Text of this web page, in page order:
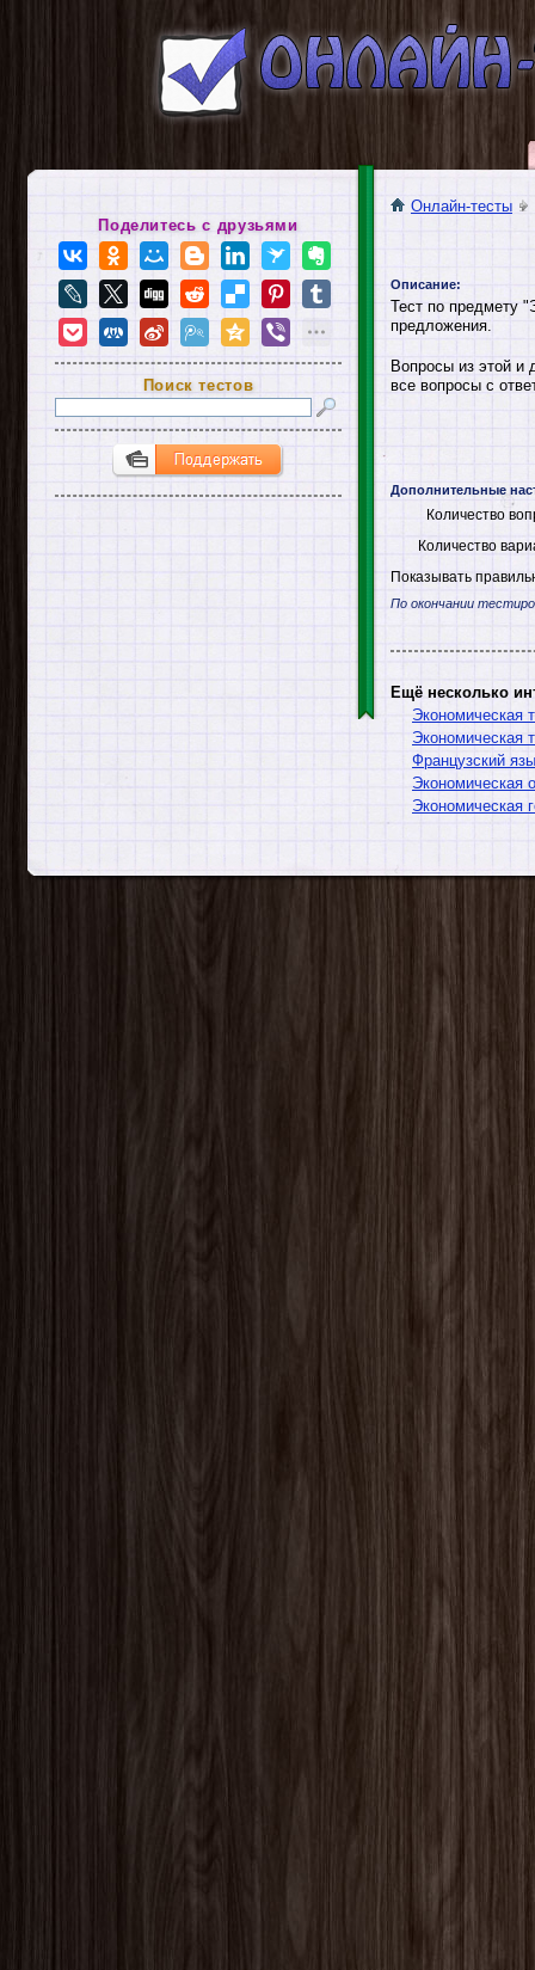
Онлайн-тесты
Описание:
Тест по предмету
предложения.
Вопросы из этой и
все вопросы с
Дополнительные
Количество
Количество
Показывать
По окончании
Ещё несколько
Экономическая
Экономическая
Французский
Экономическая
Экономическая
Поделитесь с друзьями
Поиск тестов